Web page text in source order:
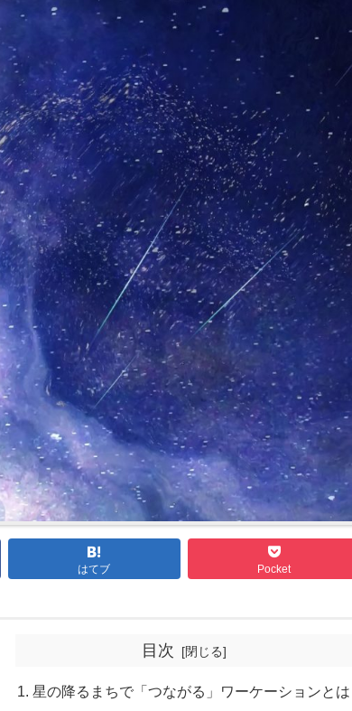
はてブ Pocket
目次
星の降るまちで「つながる」ワーケーションとは